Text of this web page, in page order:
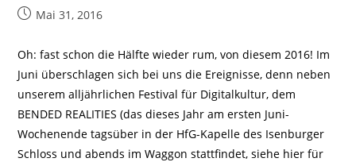
BeitragMai 31, 2016
Oh: fast schon die Hälfte wieder rum, von diesem 2016! Im
Juni überschlagen sich bei uns die Ereignisse, denn neben
unserem alljährlichen Festival für Digitalkultur, dem
BENDED REALITIES (das dieses Jahr am ersten Juni-
Wochenende tagsüber in der HfG-Kapelle des Isenburger
Schloss und abends im Waggon stattfindet, siehe hier für